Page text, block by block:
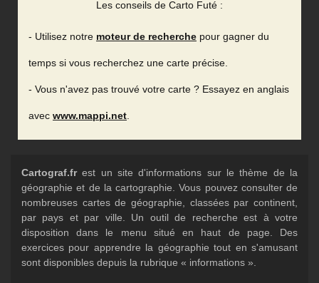
Les conseils de Carto Futé :
- Utilisez notre moteur de recherche pour gagner du
temps si vous recherchez une carte précise.
- Vous n'avez pas trouvé votre carte ? Essayez en anglais
avec www.mappi.net
Cartograf.frest un site d'informations sur le thème de la
géographie et de la cartographie. Vous pouvez consulter de
nombreuses cartes de géographie, classées par continent,
par pays et par ville. Un outil de recherche est à votre
disposition dans le menu situé en haut de page. Des
exercices pour apprendre la géographie tout en s'amusant
sont disponibles depuis la rubrique « informations ».